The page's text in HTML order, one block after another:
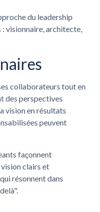
du leadership
: visionnaire, architecte,
collaborateurs tout en
des perspectives
vision en résultats
peuvent
façonnent
clairs et
résonnent dans